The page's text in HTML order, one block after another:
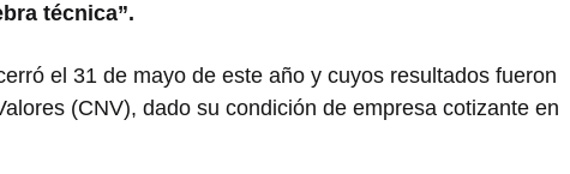
técnica”.
el 31 de mayo de este año y cuyos resultados fueron
(CNV), dado su condición de empresa cotizante en